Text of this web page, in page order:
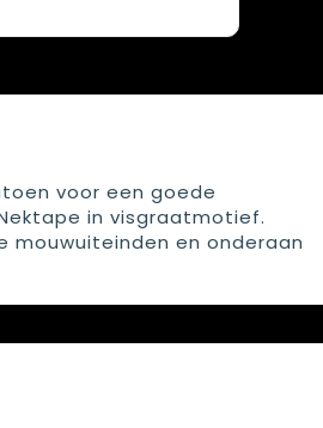
voor een goede
in visgraatmotief.
mouwuiteinden en onderaan